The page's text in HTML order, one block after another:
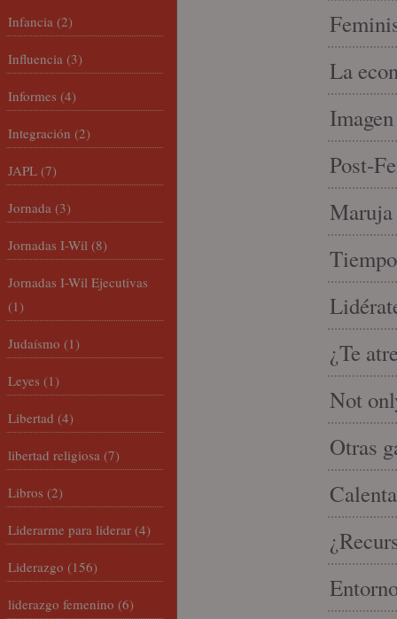
La
Post-
Maruja
¿Te
Not
Otras
Infancia (2)
Influencia (3)
Informes (4)
Integración (2)
JAPL (7)
Jornada (3)
Jornadas I-Wil (8)
Jornadas I-Wil Ejecutivas
(1)
Judaísmo (1)
Leyes (1)
Libertad (4)
libertad religiosa (7)
Libros (2)
Liderarme para liderar (4)
Liderazgo (156)
liderazgo femenino (6)